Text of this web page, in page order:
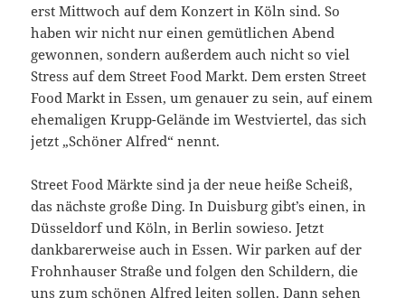
erst Mittwoch auf dem Konzert in Köln sind. So
haben wir nicht nur einen gemütlichen Abend
gewonnen, sondern außerdem auch nicht so viel
Stress auf dem Street Food Markt. Dem ersten Street
Food Markt in Essen, um genauer zu sein, auf einem
ehemaligen Krupp-Gelände im Westviertel, das sich
jetzt „Schöner Alfred“ nennt.
Street Food Märkte sind ja der neue heiße Scheiß,
das nächste große Ding. In Duisburg gibt’s einen, in
Düsseldorf und Köln, in Berlin sowieso. Jetzt
dankbarerweise auch in Essen. Wir parken auf der
Frohnhauser Straße und folgen den Schildern, die
uns zum schönen Alfred leiten sollen. Dann sehen